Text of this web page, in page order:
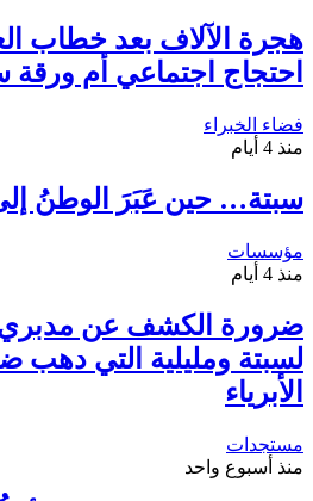
هجرة الآلاف بعد خطاب
احتجاج اجتماعي أم ورقة
فضاء الخبراء
منذ 4 أيام
سبتة… حين عَبَرَ الوطنُ
مؤسسات
منذ 4 أيام
ضرورة الكشف عن مدبري
لسبتة ومليلية التي دهب
الأبرياء
مستجدات
منذ أسبوع واحد